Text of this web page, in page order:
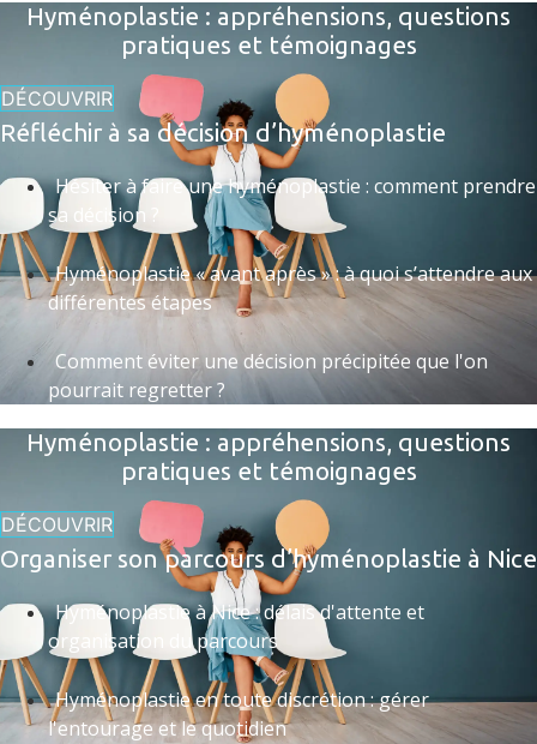
Hyménoplastie : appréhensions, questions
pratiques et témoignages
DÉCOUVRIR
Réfléchir à sa décision d’hyménoplastie
Hésiter à faire une hyménoplastie : comment prendre
sa décision ?
Hyménoplastie « avant après » : à quoi s’attendre aux
différentes étapes
Comment éviter une décision précipitée que l'on
pourrait regretter ?
Hyménoplastie : appréhensions, questions
pratiques et témoignages
DÉCOUVRIR
Organiser son parcours d’hyménoplastie à Nice
Hyménoplastie à Nice : délais d'attente et
organisation du parcours
Hyménoplastie en toute discrétion : gérer
l'entourage et le quotidien